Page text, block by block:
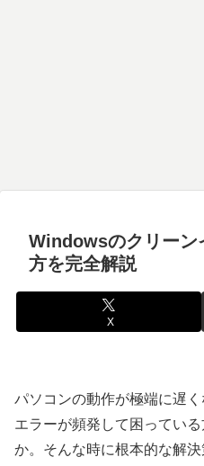
Windowsのクリーン
方を完全解説
X
パソコンの動作が極端に遅
エラーが頻発して困ってい
か。そんな時に根本的な解